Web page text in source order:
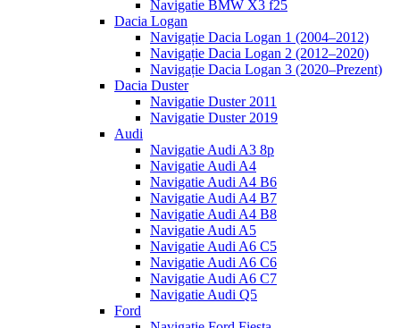
Navigatie BMW X3 f25
Dacia Logan
Navigație Dacia Logan 1 (2004–2012)
Navigație Dacia Logan 2 (2012–2020)
Navigație Dacia Logan 3 (2020–Prezent)
Dacia Duster
Navigatie Duster 2011
Navigatie Duster 2019
Audi
Navigatie Audi A3 8p
Navigatie Audi A4
Navigatie Audi A4 B6
Navigatie Audi A4 B7
Navigatie Audi A4 B8
Navigatie Audi A5
Navigatie Audi A6 C5
Navigatie Audi A6 C6
Navigatie Audi A6 C7
Navigatie Audi Q5
Ford